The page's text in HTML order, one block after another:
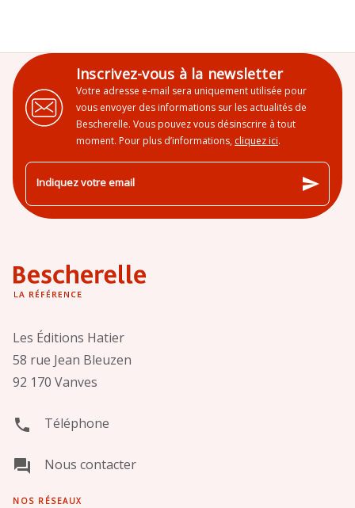
Inscrivez-vous à la newsletter
Votre adresse e-mail sera uniquement utilisée pour
vous envoyer des informations sur les actualités de
Bescherelle. Vous pouvez vous désinscrire à tout
moment. Pour plus d’informations, cliquez ici.
Indiquez votre email send
Les Éditions Hatier
58 rue Jean Bleuzen
92 170 Vanves
phone Téléphone
question_answer Nous contacter
NOS RÉSEAUX